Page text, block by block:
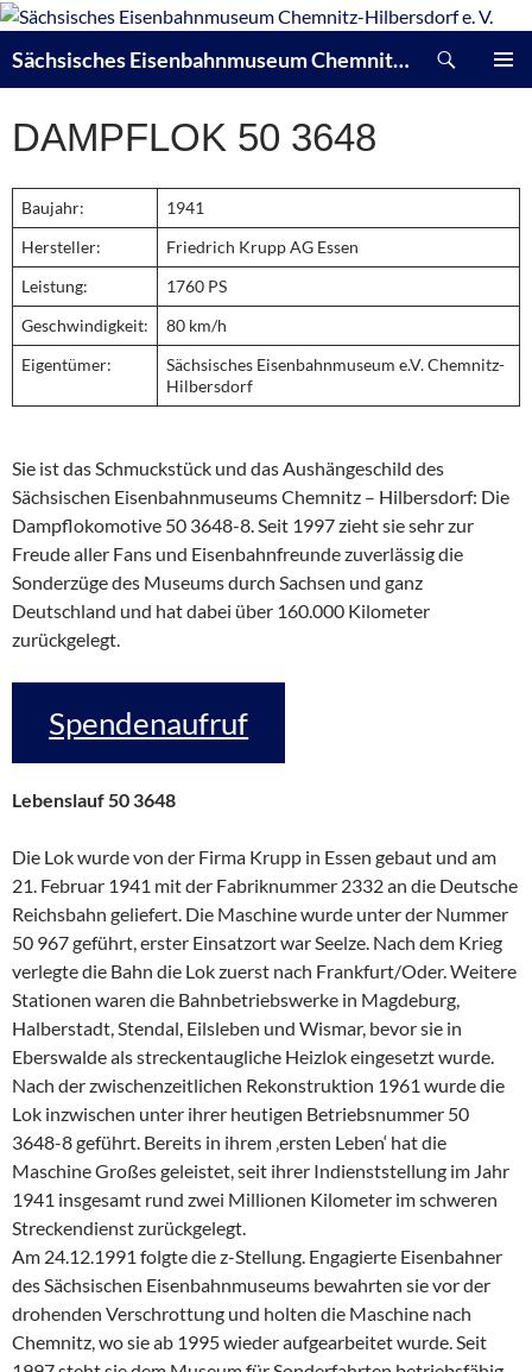
Zum
springen
Sächsisches Eisenbahnmuseum Chemnitz-Hilbersdorf e. V.
DAMPFLOK 50 3648
Baujahr:
1941
Hersteller:
Friedrich Krupp AG Essen
Leistung:
1760 PS
Geschwindigkeit:
80 km/h
Eigentümer:
Sächsisches Eisenbahnmuseum e.V. Chemnitz-
Hilbersdorf
Sie ist das Schmuckstück und das Aushängeschild des
Sächsischen Eisenbahnmuseums Chemnitz – Hilbersdorf: Die
Dampflokomotive 50 3648-8. Seit 1997 zieht sie sehr zur
Freude aller Fans und Eisenbahnfreunde zuverlässig die
Sonderzüge des Museums durch Sachsen und ganz
Deutschland und hat dabei über 160.000 Kilometer
zurückgelegt.
Spendenaufruf
Lebenslauf 50 3648
Die Lok wurde von der Firma Krupp in Essen gebaut und am
21. Februar 1941 mit der Fabriknummer 2332 an die Deutsche
Reichsbahn geliefert. Die Maschine wurde unter der Nummer
50 967 geführt, erster Einsatzort war Seelze. Nach dem Krieg
verlegte die Bahn die Lok zuerst nach Frankfurt/Oder. Weitere
Stationen waren die Bahnbetriebswerke in Magdeburg,
Halberstadt, Stendal, Eilsleben und Wismar, bevor sie in
Eberswalde als streckentaugliche Heizlok eingesetzt wurde.
Nach der zwischenzeitlichen Rekonstruktion 1961 wurde die
Lok inzwischen unter ihrer heutigen Betriebsnummer 50
3648-8 geführt. Bereits in ihrem ‚ersten Leben‘ hat die
Maschine Großes geleistet, seit ihrer Indienststellung im Jahr
1941 insgesamt rund zwei Millionen Kilometer im schweren
Streckendienst zurückgelegt.
Am 24.12.1991 folgte die z-Stellung. Engagierte Eisenbahner
des Sächsischen Eisenbahnmuseums bewahrten sie vor der
drohenden Verschrottung und holten die Maschine nach
Chemnitz, wo sie ab 1995 wieder aufgearbeitet wurde. Seit